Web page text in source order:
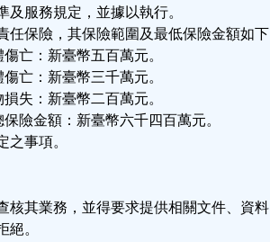
及服務規定，並據以執行。
任保險，其保險範圍及最低保險金額如
亡：新臺幣五百萬元。
亡：新臺幣三千萬元。
失：新臺幣二百萬元。
險金額：新臺幣六千四百萬元。
之事項。
核其業務，並得要求提供相關文件、資
絕。